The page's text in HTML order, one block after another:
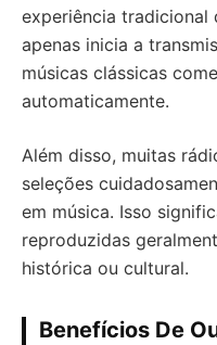
experiência tradicional
apenas inicia a
músicas clássicas
automaticamente.
Além disso, muitas
seleções
em música. Isso
reproduzidas
histórica ou cultural.
Benefícios De